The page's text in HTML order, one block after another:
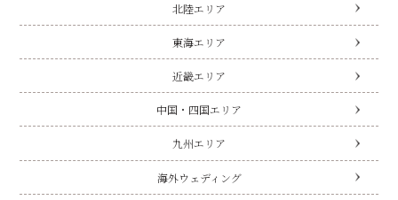
北陸エリア
東海エリア
近畿エリア
中国・四国エリア
九州エリア
海外ウェディング